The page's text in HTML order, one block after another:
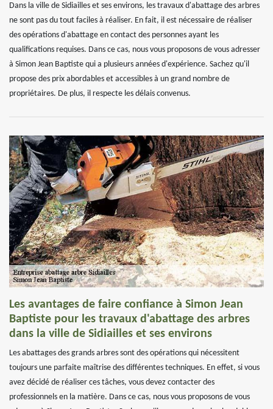
Dans la ville de Sidiailles et ses environs, les travaux d'abattage des arbres
ne sont pas du tout faciles à réaliser. En fait, il est nécessaire de réaliser
des opérations d'abattage en contact des personnes ayant les
qualifications requises. Dans ce cas, nous vous proposons de vous adresser
à Simon Jean Baptiste qui a plusieurs années d'expérience. Sachez qu'il
propose des prix abordables et accessibles à un grand nombre de
propriétaires. De plus, il respecte les délais convenus.
Les avantages de faire confiance à Simon Jean
Baptiste pour les travaux d'abattage des arbres
dans la ville de Sidiailles et ses environs
Les abattages des grands arbres sont des opérations qui nécessitent
toujours une parfaite maîtrise des différentes techniques. En effet, si vous
avez décidé de réaliser ces tâches, vous devez contacter des
professionnels en la matière. Dans ce cas, nous vous proposons de vous